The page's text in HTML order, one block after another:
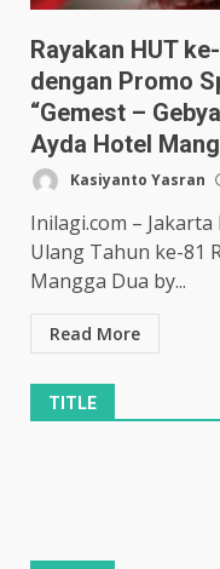
Rayakan HUT
dengan Promo
“Gemest –
Ayda Hotel
Kasiyanto Yasran
Inilagi.com –
Ulang Tahun ke-81
Mangga Dua by...
Read More
TITLE